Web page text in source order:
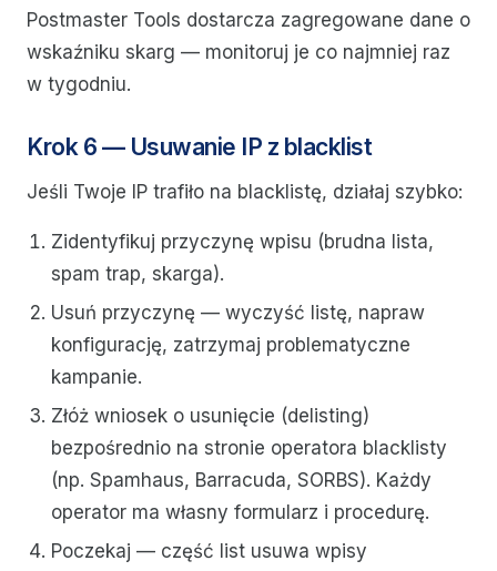
Postmaster Tools dostarcza zagregowane dane o
wskaźniku skarg — monitoruj je co najmniej raz
w tygodniu.
Krok 6 — Usuwanie IP z blacklist
Jeśli Twoje IP trafiło na blacklistę, działaj szybko:
Zidentyfikuj przyczynę wpisu (brudna lista,
spam trap, skarga).
Usuń przyczynę — wyczyść listę, napraw
konfigurację, zatrzymaj problematyczne
kampanie.
Złóż wniosek o usunięcie (delisting)
bezpośrednio na stronie operatora blacklisty
(np. Spamhaus, Barracuda, SORBS). Każdy
operator ma własny formularz i procedurę.
Poczekaj — część list usuwa wpisy